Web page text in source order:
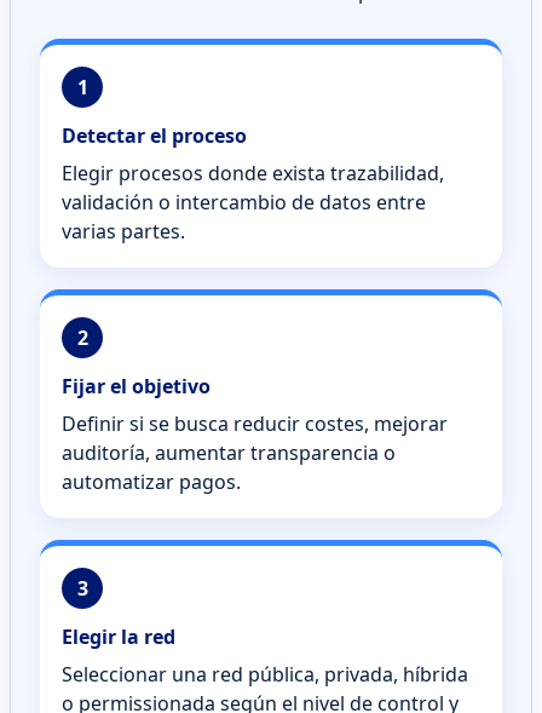
1
Detectar el proceso
Elegir procesos donde exista trazabilidad,
validación o intercambio de datos entre
varias partes.
2
Fijar el objetivo
Definir si se busca reducir costes, mejorar
auditoría, aumentar transparencia o
automatizar pagos.
3
Elegir la red
Seleccionar una red pública, privada, híbrida
o permissionada según el nivel de control y